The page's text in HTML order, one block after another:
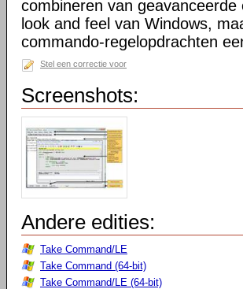
combineren van
look and feel van Windows,
commando-regelopdrachten
Stel een correctie voor
Screenshots:
Andere edities:
Take Command/LE
Take Command (64-bit)
Take Command/LE (64-bit)